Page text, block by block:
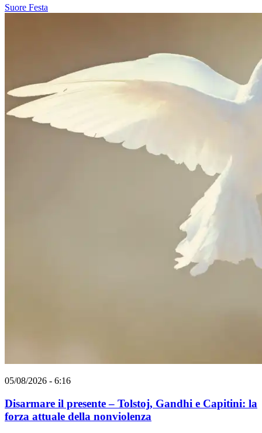
Suore Festa
05/08/2026 - 6:16
Disarmare il presente – Tolstoj, Gandhi e Capitini: la
forza attuale della nonviolenza